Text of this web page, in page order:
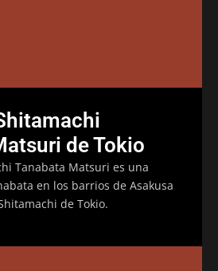
de Tokio
Tanabata Matsuri es una
en los barrios de Asakusa
de Tokio.